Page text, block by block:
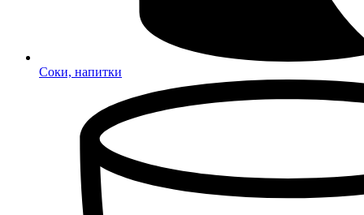
Соки, напитки